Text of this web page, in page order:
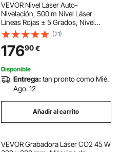
VEVOR Nivel Láser Auto-
Nivelación, 500 m Nivel Láser
Líneas Rojas ± 5 Grados, Nivel
Láser Giratorio, Nivel Láser
Autonivelante, 25 Horas Trabajo
Continuo para Construcción
(21)
17690€
Disponible
Entrega:tan pronto como Mié.
Ago. 12
Añadir al carrito
VEVOR Grabadora Láser CO2 45 W